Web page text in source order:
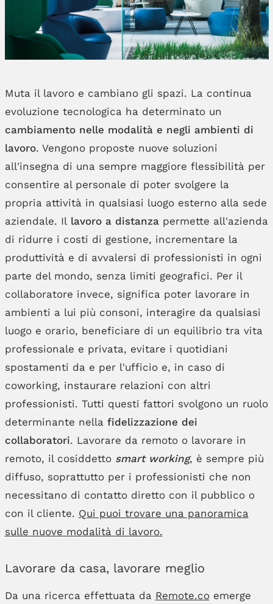
Muta il lavoro e cambiano gli spazi. La continua
evoluzione tecnologica ha determinato un
cambiamento nelle modalità e negli ambienti di
lavoro. Vengono proposte nuove soluzioni
all'insegna di una sempre maggiore flessibilità per
consentire al personale di poter svolgere la
propria attività in qualsiasi luogo esterno alla sede
aziendale. Illavoro a distanzapermette all'azienda
di ridurre i costi di gestione, incrementare la
produttività e di avvalersi di professionisti in ogni
parte del mondo, senza limiti geografici. Per il
collaboratore invece, significa poter lavorare in
ambienti a lui più consoni, interagire da qualsiasi
luogo e orario, beneficiare di un equilibrio tra vita
professionale e privata, evitare i quotidiani
spostamenti da e per l'ufficio e, in caso di
coworking, instaurare relazioni con altri
professionisti. Tutti questi fattori svolgono un ruolo
determinante nella fidelizzazione dei
collaboratori. Lavorare da remoto o lavorare in
remoto, il cosiddetto smart working, è sempre più
diffuso, soprattutto per i professionisti che non
necessitano di contatto diretto con il pubblico o
con il cliente. Qui puoi trovare una panoramica
sulle nuove modalità di lavoro.
Lavorare da casa, lavorare meglio
Da una ricerca effettuata da Remote.coemerge